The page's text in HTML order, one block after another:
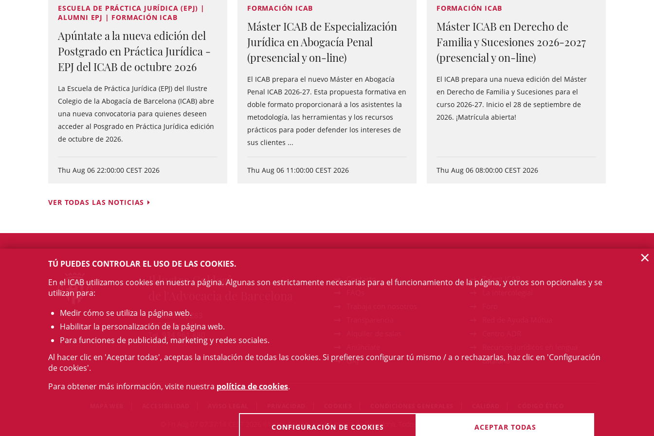
ESCUELA DE PRÁCTICA JURÍDICA (EPJ) |
ALUMNI EPJ | FORMACIÓN ICAB
Apúntate a la nueva edición del
Postgrado en Práctica Jurídica -
EPJ del ICAB de octubre 2026
La Escuela de Práctica Jurídica (EPJ) del Ilustre
Colegio de la Abogacía de Barcelona (ICAB) abre
una nueva convocatoria para quienes deseen
acceder al Posgrado en Práctica Jurídica edición
de octubre de 2026.
Thu Aug 06 22:00:00 CEST 2026
FORMACIÓN ICAB
Máster ICAB de Especialización
Jurídica en Abogacía Penal
(presencial y on-line)
El ICAB prepara el nuevo Máster en Abogacía
Penal ICAB 2026-27. Esta propuesta formativa en
doble formato proporcionará a los asistentes la
metodología, las herramientas y los recursos
prácticos para poder defender los intereses de
sus clientes ...
Thu Aug 06 11:00:00 CEST 2026
FORMACIÓN ICAB
Máster ICAB en Derecho de
Familia y Sucesiones 2026-2027
(presencial y on-line)
El ICAB prepara una nueva edición del Máster
en Derecho de Familia y Sucesiones para el
curso 2026-27. Inicio el 28 de septiembre de
2026. ¡Matrícula abierta!
Thu Aug 06 08:00:00 CEST 2026
VER TODAS LAS NOTICIAS
Il·lustre Col·legi
c/ Mallorca, 283
08037 Barcelona
Tel. 934 961 880
Contacto
GAJ
Talent ICAB
catalana
© Fri Aug 07 07:37:14 CEST 2026 Il·lustre Col·legi de l'Advocacia de Barcelona. Todos los derechos reservados
TÚ PUEDES CONTROLAR EL USO DE LAS COOKIES.
En el ICAB utilizamos cookies en nuestra página. Algunas son estrictamente necesarias para el funcionamiento de la página, y otros son opcionales y se
utilizan para:
Medir cómo se utiliza la página web.
Habilitar la personalización de la página web.
Para funciones de publicidad, marketing y redes sociales.
Al hacer clic en 'Aceptar todas', aceptas la instalación de todas las cookies. Si prefieres configurar tú mismo / a o rechazarlas, haz clic en 'Configuración
de cookies'.
Para obtener más información, visite nuestra política de cookies.
CONFIGURACIÓN DE COOKIES ACEPTAR TODAS
×